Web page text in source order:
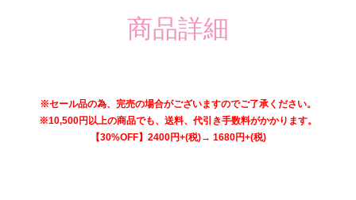
商品詳細
※セール品の為、完売の場合がございますのでご了承ください。
※10,500円以上の商品でも、送料、代引き手数料がかかります。
【30%OFF】2400円+(税)→ 1680円+(税)